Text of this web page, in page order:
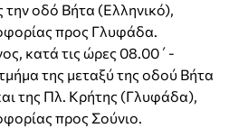
την οδό Βήτα (Ελληνικό),
προς Γλυφάδα.
κατά τις ώρες 08.00΄-
της μεταξύ της οδού Βήτα
της Πλ. Κρήτης (Γλυφάδα),
προς Σούνιο.